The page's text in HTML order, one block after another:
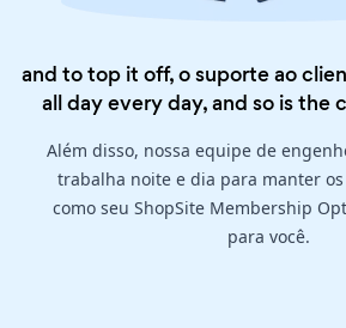
and to top it off, o suporte ao
all day every day, and so is the
Além disso, nossa equipe de
trabalha noite e dia para manter
como seu ShopSite Membership
para você.